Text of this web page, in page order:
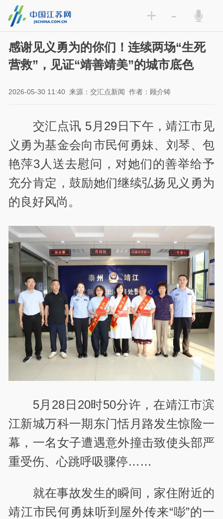
+ -
感谢见义勇为的你们！连续两场“生死
营救”，见证“靖善靖美”的城市底色
2026-05-30 11:40 来源：交汇点新闻 作者：顾介铸
交汇点讯 5月29日下午，靖江市见
义勇为基金会向市民何勇妹、刘琴、包
艳萍3人送去慰问，对她们的善举给予
充分肯定，鼓励她们继续弘扬见义勇为
的良好风尚。
5月28日20时50分许，在靖江市滨
江新城万科一期东门恬月路发生惊险一
幕，一名女子遭遇意外撞击致使头部严
重受伤、心跳呼吸骤停……
就在事故发生的瞬间，家住附近的
靖江市民何勇妹听到屋外传来“嘭”的一